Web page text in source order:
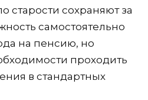
старости сохраняют за
самостоятельно
на пенсию, но
проходить
в стандартных